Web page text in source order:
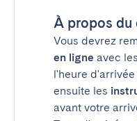
À propos du
Vous devrez
en ligne avec
l'heure
ensuite les
avant votre